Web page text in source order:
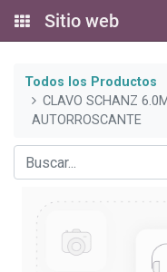
Sitio web
Todos los Productos
CLAVO SCHANZ
AUTORROSCANTE